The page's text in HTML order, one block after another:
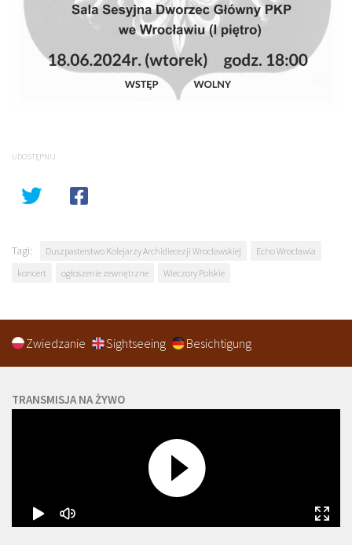
UDOSTĘPNIJ
Tagi: Duszpasterstwo Kolejarzy Archidiecezji Wrocławskiej
Echo Wrocławia
koncert
ogłoszenie zewnętrzne Wieczory Polskie
Zwiedzanie Sightseeing Besichtigung
TRANSMISJA NA ŻYWO